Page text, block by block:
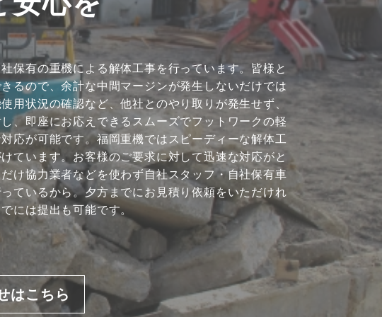
保有の重機による解体工事を行っています。皆様と
るので、余計な中間マージンが発生しないだけでは
用状況の確認など、他社とのやり取りが発生せず、
、即座にお応えできるスムーズでフットワークの軽
応が可能です。福岡重機ではスピーディーな解体工
ています。お客様のご要求に対して迅速な対応がと
け協力業者などを使わず自社スタッフ・自社保有車
ているから。夕方までにお見積り依頼をいただけれ
には提出も可能です。
はこちら